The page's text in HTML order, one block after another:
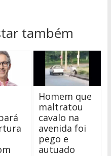
também
Homem que
maltratou
cavalo na
avenida foi
pego e
autuado